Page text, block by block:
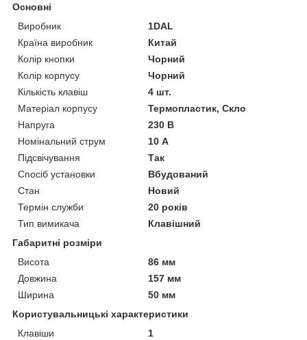
Основні
Виробник
1DAL
Країна виробник
Китай
Колір кнопки
Чорний
Колір корпусу
Чорний
Кількість клавіш
4 шт.
Матеріал корпусу
Термопластик, Скло
Напруга
230 В
Номінальний струм
10 А
Підсвічування
Так
Спосіб установки
Вбудований
Стан
Новий
Термін служби
20 років
Тип вимикача
Клавішний
Габаритні розміри
Висота
86 мм
Довжина
157 мм
Ширина
50 мм
Користувальницькі характеристики
Клавіши
1